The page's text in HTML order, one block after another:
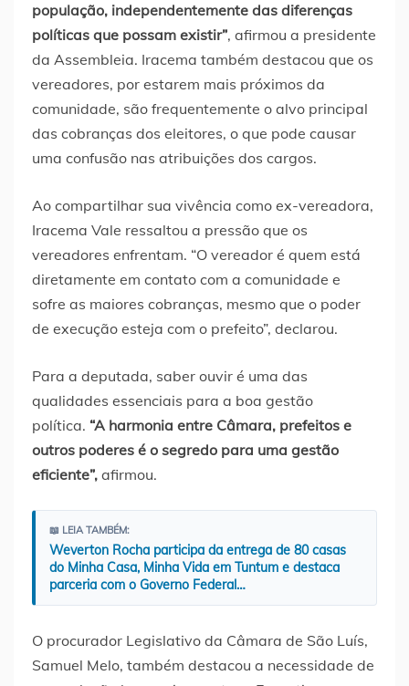
população, independentemente das diferenças
políticas que possam existir”, afirmou a presidente
da Assembleia. Iracema também destacou que os
vereadores, por estarem mais próximos da
comunidade, são frequentemente o alvo principal
das cobranças dos eleitores, o que pode causar
uma confusão nas atribuições dos cargos.
Ao compartilhar sua vivência como ex-vereadora,
Iracema Vale ressaltou a pressão que os
vereadores enfrentam. “O vereador é quem está
diretamente em contato com a comunidade e
sofre as maiores cobranças, mesmo que o poder
de execução esteja com o prefeito”, declarou.
Para a deputada, saber ouvir é uma das
qualidades essenciais para a boa gestão
política. “A harmonia entre Câmara, prefeitos e
outros poderes é o segredo para uma gestão
eficiente”, afirmou.
📖 LEIA TAMBÉM:
Weverton Rocha participa da entrega de 80 casas
do Minha Casa, Minha Vida em Tuntum e destaca
parceria com o Governo Federal…
O procurador Legislativo da Câmara de São Luís,
Samuel Melo, também destacou a necessidade de